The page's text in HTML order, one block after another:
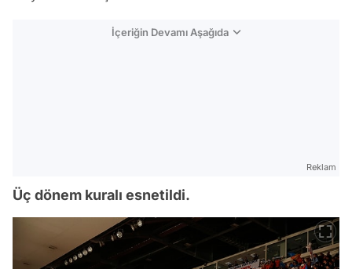
İçeriğin Devamı Aşağıda
Reklam
Üç dönem kuralı esnetildi.